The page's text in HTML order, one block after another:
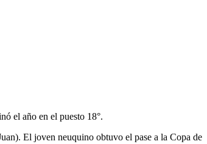
el año en el puesto 18°.
El joven neuquino obtuvo el pase a la Copa de